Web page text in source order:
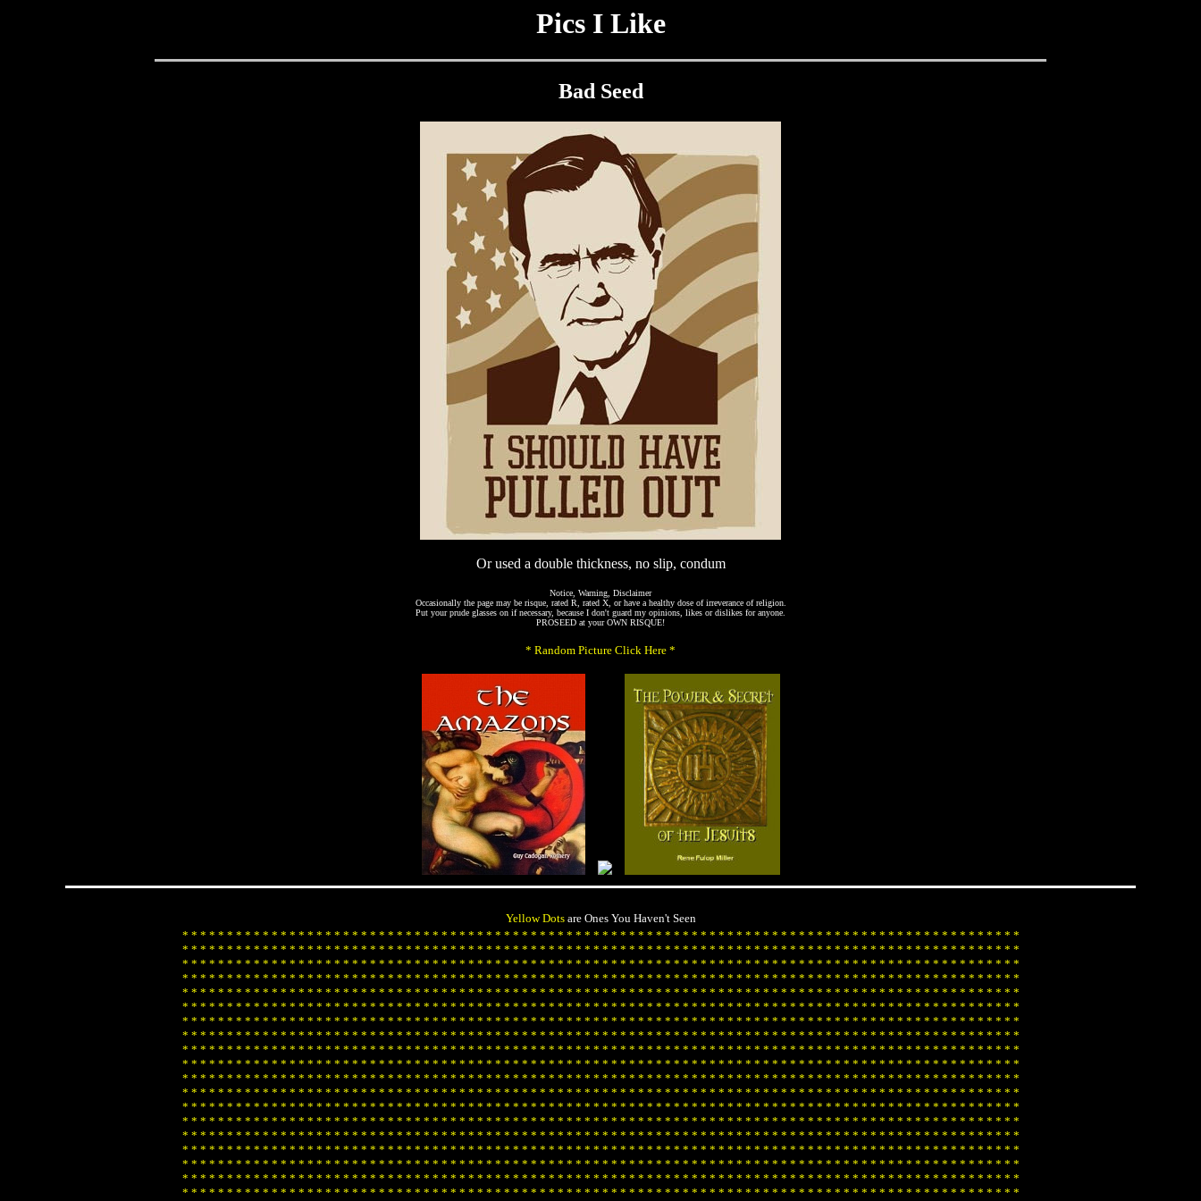
Pics I Like
Bad Seed
Or used a double thickness, no slip, condum
Notice, Warning, Disclaimer
Occasionally the page may be risque, rated R, rated X, or have a healthy dose of irreverance of religion.
Put your prude glasses on if necessary, because I don't guard my opinions, likes or dislikes for anyone.
PROSEED at your OWN RISQUE!
* Random Picture Click Here *
Yellow Dotsare Ones You Haven't Seen
* * * * * * * * * * * * * * * * * * * * * * * * * * * * * * * * * * * * * * * * * * * * * * * * * * * * * * * * * * * * * * * * * * * * * * * * * * * * * * * * * * * * * * * * * * * * * *
* * * * * * * * * * * * * * * * * * * * * * * * * * * * * * * * * * * * * * * * * * * * * * * * * * * * * * * * * * * * * * * * * * * * * * * * * * * * * * * * * * * * * * * * * * * * * *
* * * * * * * * * * * * * * * * * * * * * * * * * * * * * * * * * * * * * * * * * * * * * * * * * * * * * * * * * * * * * * * * * * * * * * * * * * * * * * * * * * * * * * * * * * * * * *
* * * * * * * * * * * * * * * * * * * * * * * * * * * * * * * * * * * * * * * * * * * * * * * * * * * * * * * * * * * * * * * * * * * * * * * * * * * * * * * * * * * * * * * * * * * * * *
* * * * * * * * * * * * * * * * * * * * * * * * * * * * * * * * * * * * * * * * * * * * * * * * * * * * * * * * * * * * * * * * * * * * * * * * * * * * * * * * * * * * * * * * * * * * * *
* * * * * * * * * * * * * * * * * * * * * * * * * * * * * * * * * * * * * * * * * * * * * * * * * * * * * * * * * * * * * * * * * * * * * * * * * * * * * * * * * * * * * * * * * * * * * *
* * * * * * * * * * * * * * * * * * * * * * * * * * * * * * * * * * * * * * * * * * * * * * * * * * * * * * * * * * * * * * * * * * * * * * * * * * * * * * * * * * * * * * * * * * * * * *
* * * * * * * * * * * * * * * * * * * * * * * * * * * * * * * * * * * * * * * * * * * * * * * * * * * * * * * * * * * * * * * * * * * * * * * * * * * * * * * * * * * * * * * * * * * * * *
* * * * * * * * * * * * * * * * * * * * * * * * * * * * * * * * * * * * * * * * * * * * * * * * * * * * * * * * * * * * * * * * * * * * * * * * * * * * * * * * * * * * * * * * * * * * * *
* * * * * * * * * * * * * * * * * * * * * * * * * * * * * * * * * * * * * * * * * * * * * * * * * * * * * * * * * * * * * * * * * * * * * * * * * * * * * * * * * * * * * * * * * * * * * *
* * * * * * * * * * * * * * * * * * * * * * * * * * * * * * * * * * * * * * * * * * * * * * * * * * * * * * * * * * * * * * * * * * * * * * * * * * * * * * * * * * * * * * * * * * * * * *
* * * * * * * * * * * * * * * * * * * * * * * * * * * * * * * * * * * * * * * * * * * * * * * * * * * * * * * * * * * * * * * * * * * * * * * * * * * * * * * * * * * * * * * * * * * * * *
* * * * * * * * * * * * * * * * * * * * * * * * * * * * * * * * * * * * * * * * * * * * * * * * * * * * * * * * * * * * * * * * * * * * * * * * * * * * * * * * * * * * * * * * * * * * * *
* * * * * * * * * * * * * * * * * * * * * * * * * * * * * * * * * * * * * * * * * * * * * * * * * * * * * * * * * * * * * * * * * * * * * * * * * * * * * * * * * * * * * * * * * * * * * *
* * * * * * * * * * * * * * * * * * * * * * * * * * * * * * * * * * * * * * * * * * * * * * * * * * * * * * * * * * * * * * * * * * * * * * * * * * * * * * * * * * * * * * * * * * * * * *
* * * * * * * * * * * * * * * * * * * * * * * * * * * * * * * * * * * * * * * * * * * * * * * * * * * * * * * * * * * * * * * * * * * * * * * * * * * * * * * * * * * * * * * * * * * * * *
* * * * * * * * * * * * * * * * * * * * * * * * * * * * * * * * * * * * * * * * * * * * * * * * * * * * * * * * * * * * * * * * * * * * * * * * * * * * * * * * * * * * * * * * * * * * * *
* * * * * * * * * * * * * * * * * * * * * * * * * * * * * * * * * * * * * * * * * * * * * * * * * * * * * * * * * * * * * * * * * * * * * * * * * * * * * * * * * * * * * * * * * * * * * *
* * * * * * * * * * * * * * * * * * * * * * * * * * * * * * * * * * * * * * * * * * * * * * * * * * * * * * * * * * * * * * * * * * * * * * * * * * * * * * * * * * * * * * * * * * * * * *